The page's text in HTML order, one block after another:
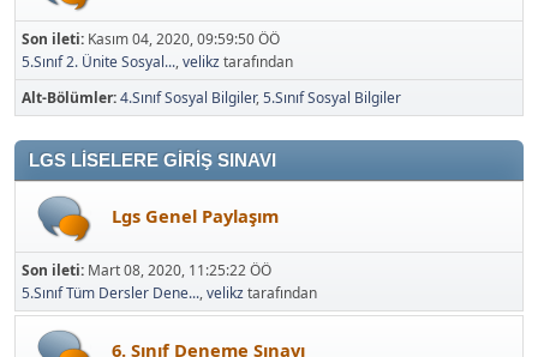
Son ileti: Kasım 04, 2020, 09:59:50 ÖÖ
5.Sınıf 2. Ünite Sosyal...,velikztarafından
Alt-Bölümler 4.Sınıf Sosyal Bilgiler 5.Sınıf Sosyal Bilgiler
LGS LİSELERE GİRİŞ SINAVI
Lgs Genel Paylaşım
Son ileti: Mart 08, 2020, 11:25:22 ÖÖ
5.Sınıf Tüm Dersler Dene...,velikztarafından
6. Sınıf Deneme Sınavı